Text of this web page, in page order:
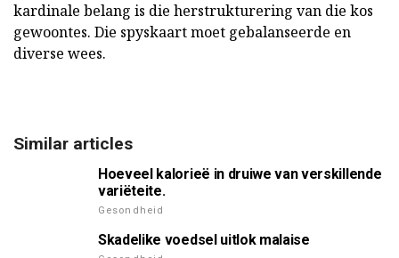
kardinale belang is die herstrukturering van die kos
gewoontes. Die spyskaart moet gebalanseerde en
diverse wees.
Similar articles
Hoeveel kalorieë in druiwe van verskillende
variëteite.
Gesondheid
Skadelike voedsel uitlok malaise